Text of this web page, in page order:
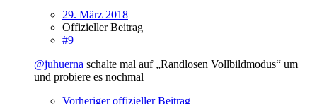
29. März 2018
Offizieller Beitrag
#9
@juhuerna schalte mal auf „Randlosen Vollbildmodus“ um
und probiere es nochmal
Vorheriger offizieller Beitrag